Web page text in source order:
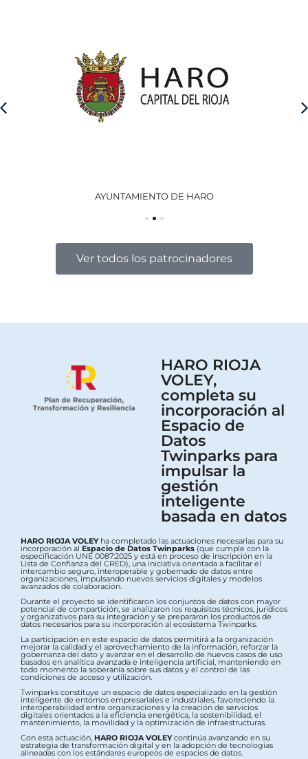
AYUNTAMIENTO DE HARO
Ver todos los patrocinadores
HARO RIOJA
VOLEY,
completa su
incorporación al
Espacio de
Datos
Twinparks para
impulsar la
gestión
inteligente
basada en datos
HARO RIOJA VOLEYha completado las actuaciones necesarias para su
incorporación al Espacio de Datos Twinparks (que cumple con la
especificación UNE 0087:2025 y está en proceso de inscripción en la
Lista de Confianza del CRED), una iniciativa orientada a facilitar el
intercambio seguro, interoperable y gobernado de datos entre
organizaciones, impulsando nuevos servicios digitales y modelos
avanzados de colaboración.
Durante el proyecto se identificaron los conjuntos de datos con mayor
potencial de compartición, se analizaron los requisitos técnicos, jurídicos
y organizativos para su integración y se prepararon los productos de
datos necesarios para su incorporación al ecosistema Twinparks.
La participación en este espacio de datos permitirá a la organización
mejorar la calidad y el aprovechamiento de la información, reforzar la
gobernanza del dato y avanzar en el desarrollo de nuevos casos de uso
basados en analítica avanzada e inteligencia artificial, manteniendo en
todo momento la soberanía sobre sus datos y el control de las
condiciones de acceso y utilización.
Twinparks constituye un espacio de datos especializado en la gestión
inteligente de entornos empresariales e industriales, favoreciendo la
interoperabilidad entre organizaciones y la creación de servicios
digitales orientados a la eficiencia energética, la sostenibilidad, el
mantenimiento, la movilidad y la optimización de infraestructuras.
Con esta actuación, HARO RIOJA VOLEYcontinúa avanzando en su
estrategia de transformación digital y en la adopción de tecnologías
alineadas con los estándares europeos de espacios de datos.